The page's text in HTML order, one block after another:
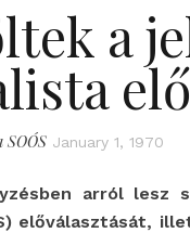
a
SOÓS January 1, 1970
arról lesz
előválasztását,